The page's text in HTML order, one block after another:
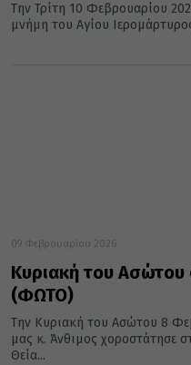
Την Τρίτη 10 Φεβρουαρίου
μνήμη του Αγίου
09 Φεβρουαρίου 2026
Κυριακή του
(ΦΩΤΟ)
Την Κυριακή του Ασώτου 8
μας κ. Άνθιμος χοροστάτησε
Θεία...